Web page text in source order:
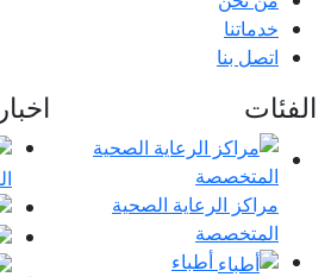
الرعاية الصحية
أطباء
اخبار و